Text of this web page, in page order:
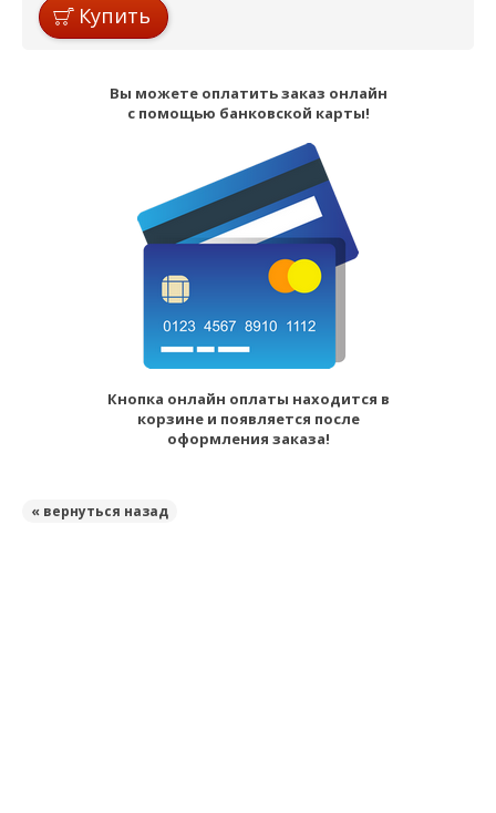
Купить
Вы можете оплатить заказ онлайн
с помощью банковской карты!
Кнопка онлайн оплаты находится в
корзине и появляется после
оформления заказа!
« вернуться назад